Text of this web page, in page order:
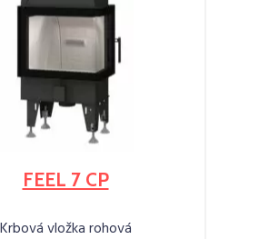
FEEL 7 CP
Krbová vložka rohová